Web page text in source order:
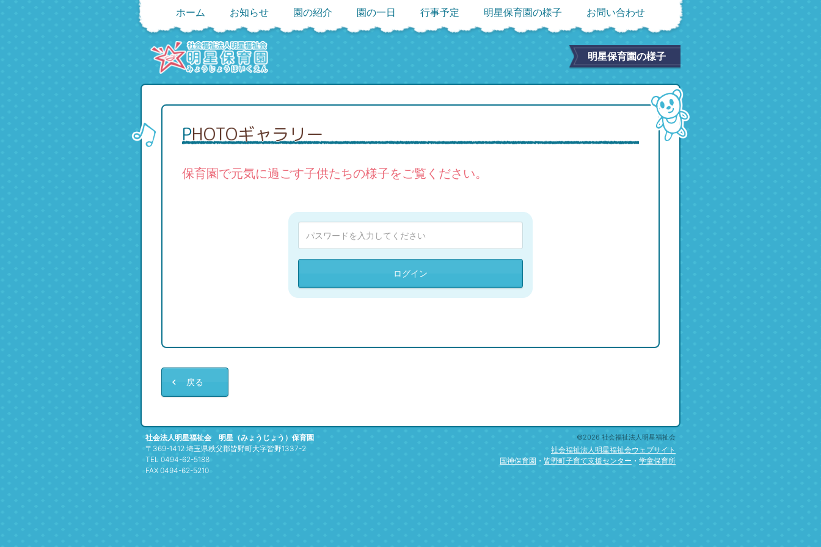
ホーム お知らせ 園の紹介 園の一日 行事予定 明星保育園の様子 お問い合わせ
明星保育園の様子
PHOTOギャラリー
保育園で元気に過ごす子供たちの様子をご覧ください。
戻る
社会法人明星福祉会 明星（みょうじょう）保育園
〒369-1412 埼玉県秩父郡皆野町大字皆野1337-2
TEL 0494-62-5188
FAX 0494-62-5210
©2026 社会福祉法人明星福祉会
社会福祉法人明星福祉会ウェブサイト
国神保育園 ・ 皆野町子育て支援センター ・ 学童保育所